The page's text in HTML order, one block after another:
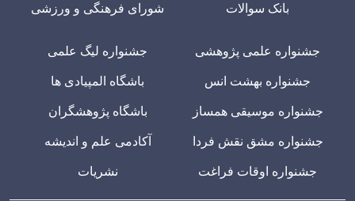
بانک سوالات شورای فرهنگی و ورزشی
جشنواره علمی پژوهشی
جشنواره بهشت انس
جشنواره موسیقی همساز
جشنواره مشق نقش فردا
جشنواره اوقات فراغت
جشنواره لیگ علمی
باشگاه المپیادی ها
باشگاه پژوهشگران
آکادمی علم و اندیشه
نشریات